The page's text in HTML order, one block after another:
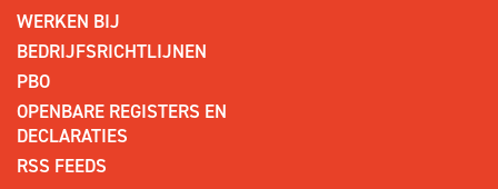
WERKEN BIJ
BEDRIJFSRICHTLIJNEN
PBO
OPENBARE REGISTERS EN
DECLARATIES
RSS FEEDS